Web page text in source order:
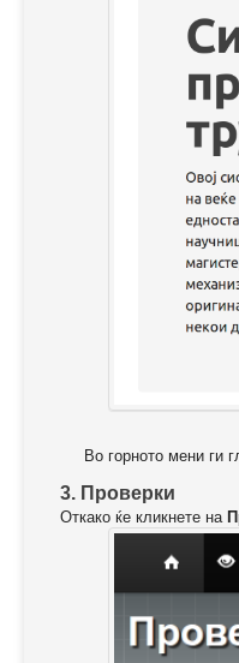
Во горното мени ги
3. Проверки
Откако ќе кликнете на